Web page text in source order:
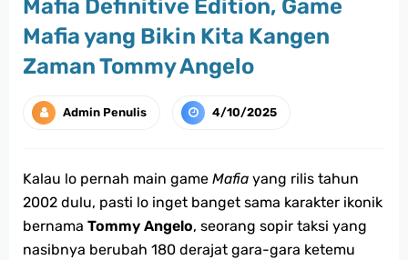
Mafia Definitive Edition, Game
Mafia yang Bikin Kita Kangen
Zaman Tommy Angelo
Admin Penulis 4/10/2025
Kalau lo pernah main game Mafia yang rilis tahun
2002 dulu, pasti lo inget banget sama karakter ikonik
bernama Tommy Angelo, seorang sopir taksi yang
nasibnya berubah 180 derajat gara-gara ketemu